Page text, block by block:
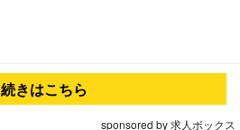
続きはこちら
sponsored by 求人ボックス